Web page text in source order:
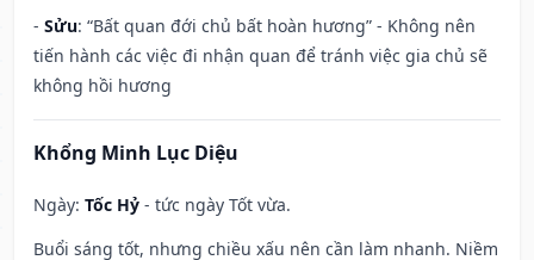
- Sửu: “Bất quan đới chủ bất hoàn hương” - Không nên
tiến hành các việc đi nhận quan để tránh việc gia chủ sẽ
không hồi hương
Khổng Minh Lục Diệu
Ngày: Tốc Hỷ - tức ngày Tốt vừa.
Buổi sáng tốt, nhưng chiều xấu nên cần làm nhanh. Niềm